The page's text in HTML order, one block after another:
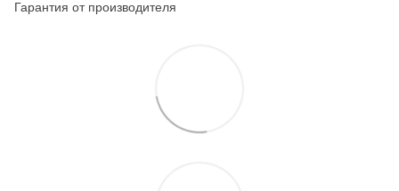
Гарантия от производителя